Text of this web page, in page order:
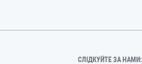
СЛІДКУЙТЕ ЗА НАМИ: